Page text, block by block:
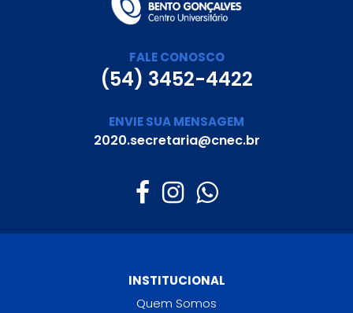
FALE CONOSCO
(54) 3452-4422
ENVIE SUA MENSAGEM
2020.secretaria@cnec.br
INSTITUCIONAL
Quem Somos